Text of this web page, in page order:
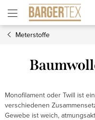
Inhalt
springen
Meterstoffe
Monofilament oder Twill ist
verschiedenen
Gewebe ist weich,